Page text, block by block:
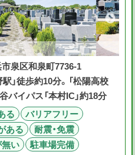
泉区和泉町7736-1
」徒歩約10分。「松陽高校
バイパス「本村IC」約18分
る
バリアフリー
ある
耐震・免震
い
駐車場完備